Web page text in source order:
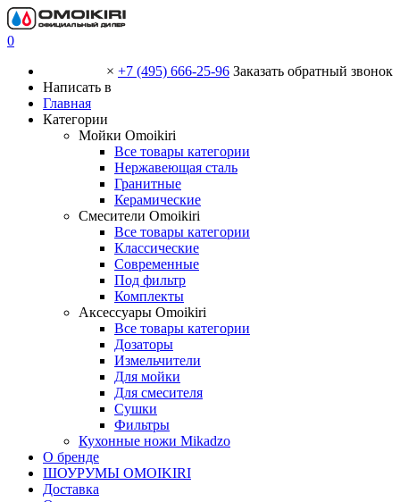
0
× +7 (495) 666-25-96 Заказать обратный звонок
Написать в
Главная
Категории
Мойки Omoikiri
Все товары категории
Нержавеющая сталь
Гранитные
Керамические
Смесители Omoikiri
Все товары категории
Классические
Современные
Под фильтр
Комплекты
Аксессуары Omoikiri
Все товары категории
Дозаторы
Измельчители
Для мойки
Для смесителя
Сушки
Фильтры
Кухонные ножи Mikadzo
О бренде
ШОУРУМЫ OMOIKIRI
Доставка